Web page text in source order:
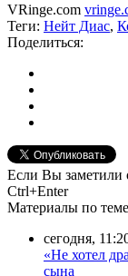
VRinge.com
Теги: Нейт Диас,
Поделиться:
Если Вы
Ctrl+Enter
Материалы по теме
сегодня,
«Не хотел
сына